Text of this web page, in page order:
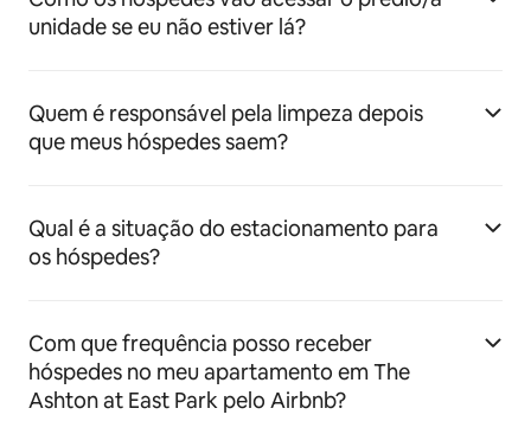
unidade se eu não estiver lá?
Quem é responsável pela limpeza depois
que meus hóspedes saem?
Qual é a situação do estacionamento para
os hóspedes?
Com que frequência posso receber
hóspedes no meu apartamento em The
Ashton at East Park pelo Airbnb?